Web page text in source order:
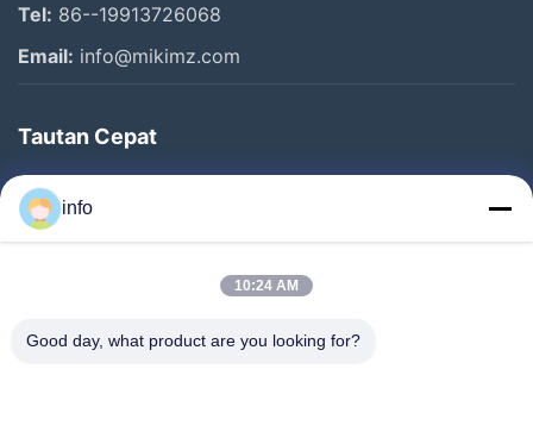
Tel: 86--19913726068
Email: info@mikimz.com
Tautan Cepat
Rumah
Produk
Tur Pabrik
info
10:24 AM
Good day, what product are you looking for?